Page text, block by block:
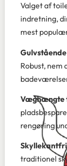
Valget af
indretning,
mest
Robust, nem
Væghængte
rengøring
traditionel